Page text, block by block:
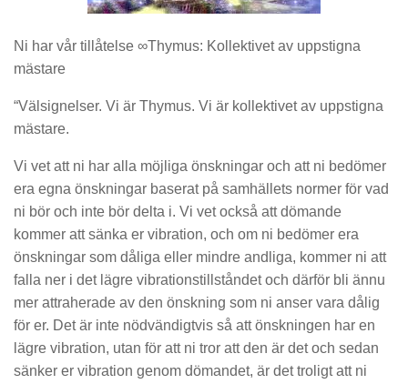
Ni har vår tillåtelse ∞Thymus: Kollektivet av uppstigna
mästare
“Välsignelser. Vi är Thymus. Vi är kollektivet av uppstigna
mästare.
Vi vet att ni har alla möjliga önskningar och att ni bedömer
era egna önskningar baserat på samhällets normer för vad
ni bör och inte bör delta i. Vi vet också att dömande
kommer att sänka er vibration, och om ni bedömer era
önskningar som dåliga eller mindre andliga, kommer ni att
falla ner i det lägre vibrationstillståndet och därför bli ännu
mer attraherade av den önskning som ni anser vara dålig
för er. Det är inte nödvändigtvis så att önskningen har en
lägre vibration, utan för att ni tror att den är det och sedan
sänker er vibration genom dömandet, är det troligt att ni